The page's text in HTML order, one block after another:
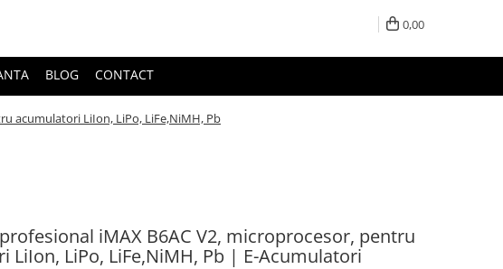
0,00
BLOG CONTACT
acumulatori LiIon, LiPo, LiFe,NiMH, Pb
iMAX B6AC V2, microprocesor, pentru
LiIon, LiPo, LiFe,NiMH, Pb | E-Acumulatori